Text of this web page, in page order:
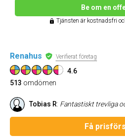
Be om en
Tjänsten är kostnadsfri
Renahus Verifierat företag
4.6
513 omdömen
Tobias R: Fantastiskt trevliga
Få